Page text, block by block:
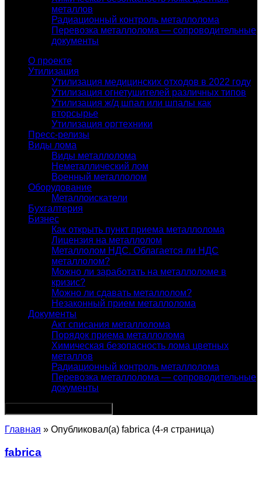
металлов
Радиационный контроль металлолома
Перевозка металлолома — сопроводительные
документы
О проекте
Утилизация
Утилизация медицинских отходов в 2022 году
Утилизация огнетушителей различных типов
Утилизация ж/д шпал или шпалы как
вторсырье
Утилизация оргтехники
Пресс-релизы
Виды лома
Виды металлолома
Неметаллический лом
Военный металлолом
Оборудование
Металлоискатели
Бухгалтерия
Бизнес
Как открыть пункт приема металлолома
Лицензия на металлолом
Металлолом НДС. Облагается ли НДС
металлолом?
Можно ли заработать на металлоломе в
кризис?
Можно ли сдавать металлолом?
Незаконный прием металлолома
Документы
Акт списания металлолома
Порядок приема металлолома
Химическая безопасность лома цветных
металлов
Радиационный контроль металлолома
Перевозка металлолома — сопроводительные
документы
Главная » Опубликовал(а) fabrica (4-я страница)
fabrica